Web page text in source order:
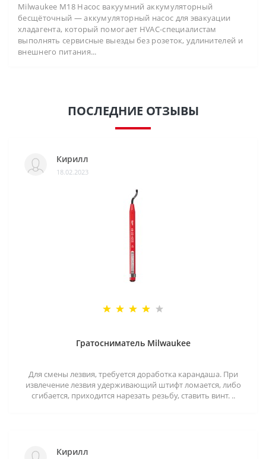
Milwaukee M18 Насос вакуумний аккумуляторный
бесщёточный — аккумуляторный насос для эвакуации
хладагента, который помогает HVAC-специалистам
выполнять сервисные выезды без розеток, удлинителей и
внешнего питания...
ПОСЛЕДНИЕ ОТЗЫВЫ
Кирилл
18.02.2023
Гратосниматель Milwaukee
Для смены лезвия, требуется доработка карандаша. При
извлечение лезвия удерживающий штифт ломается, либо
сгибается, приходится нарезать резьбу, ставить винт. ..
Кирилл